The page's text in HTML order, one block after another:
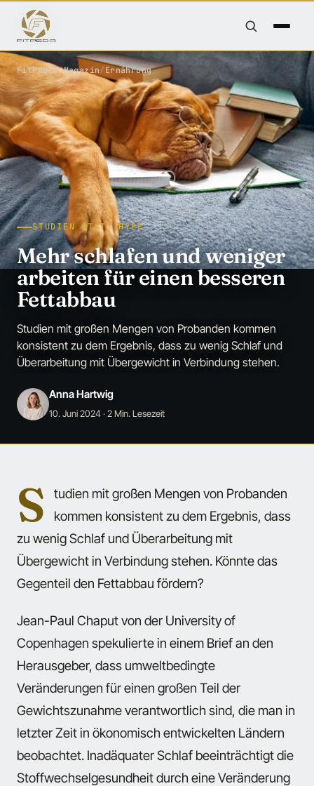
FitPedia/Magazin/ Ernährung
STUDIEN STATT HYPE
Mehr schlafen und weniger
arbeiten für einen besseren
Fettabbau
Studien mit großen Mengen von Probanden kommen
konsistent zu dem Ergebnis, dass zu wenig Schlaf und
Überarbeitung mit Übergewicht in Verbindung stehen.
Anna Hartwig
10. Juni 2024· 2 Min. Lesezeit
S
tudien mit großen Mengen von Probanden
kommen konsistent zu dem Ergebnis, dass
zu wenig Schlaf und Überarbeitung mit
Übergewicht in Verbindung stehen. Könnte das
Gegenteil den Fettabbau fördern?
Jean-Paul Chaput von der University of
Copenhagen spekulierte in einem Brief an den
Herausgeber, dass umweltbedingte
Veränderungen für einen großen Teil der
Gewichtszunahme verantwortlich sind, die man in
letzter Zeit in ökonomisch entwickelten Ländern
beobachtet. Inadäquater Schlaf beeinträchtigt die
Stoffwechselgesundheit durch eine Veränderung